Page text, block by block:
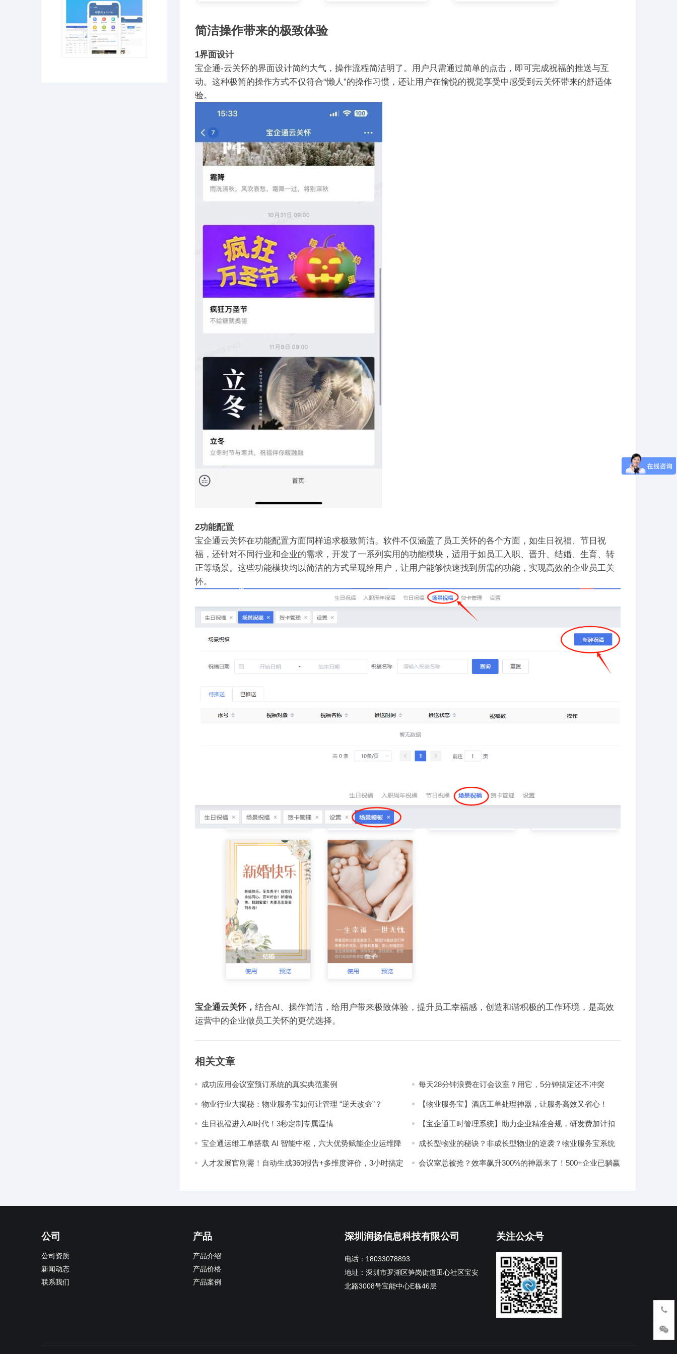
简洁操作带来的极致体验
1界面设计
宝企通-云关怀的界面设计简约大气，操作流程简洁明了。用户只需通过简单的点击，即可完成祝福的推送与互
动。这种极简的操作方式不仅符合“懒人”的操作习惯，还让用户在愉悦的视觉享受中感受到云关怀带来的舒适体
验。
2功能配置
宝企通云关怀在功能配置方面同样追求极致简洁。软件不仅涵盖了员工关怀的各个方面，如生日祝福、节日祝
福，还针对不同行业和企业的需求，开发了一系列实用的功能模块，适用于如员工入职、晋升、结婚、生育、转
正等场景。这些功能模块均以简洁的方式呈现给用户，让用户能够快速找到所需的功能，实现高效的企业员工关
怀。
宝企通云关怀， 结合AI、操作简洁，给用户带来极致体验，提升员工幸福感，创造和谐积极的工作环境，是高效
运营中的企业做员工关怀的更优选择。
相关文章
成功应用会议室预订系统的真实典范案例 每天28分钟浪费在订会议室？用它，5分钟搞定还不冲突
物业行业大揭秘：物业服务宝如何让管理 “逆天改命”？ 【物业服务宝】酒店工单处理神器，让服务高效又省心！
生日祝福进入AI时代！3秒定制专属温情
【宝企通工时管理系统】助力企业精准合规，研发费加计扣
宝企通运维工单搭载 AI 智能中枢，六大优势赋能企业运维降
成长型物业的秘诀？非成长型物业的逆袭？物业服务宝系统
人才发展官刚需！自动生成360报告+多维度评价，3小时搞定
会议室总被抢？效率飙升300%的神器来了！500+企业已躺赢
公司
公司资质
新闻动态
联系我们
产品
产品介绍
产品价格
产品案例
深圳润扬信息科技有限公司
电话：18033078893
地址：深圳市罗湖区笋岗街道田心社区宝安
北路3008号宝能中心E栋46层
关注公众号